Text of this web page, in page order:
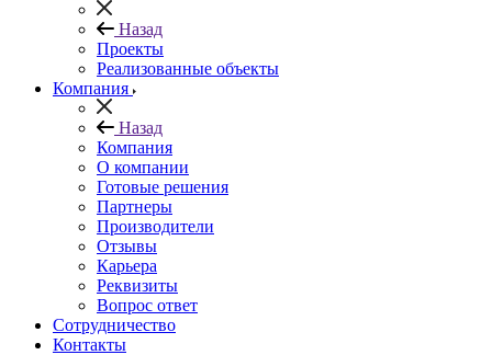
Назад
Проекты
Реализованные объекты
Компания
Назад
Компания
О компании
Готовые решения
Партнеры
Производители
Отзывы
Карьера
Реквизиты
Вопрос ответ
Сотрудничество
Контакты